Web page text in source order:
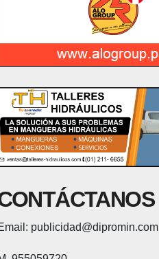
publicidad@dipromin.com